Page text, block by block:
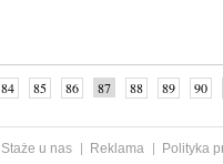
84 85 86 87 88 89
90
Staże u nas Reklama
Polityka